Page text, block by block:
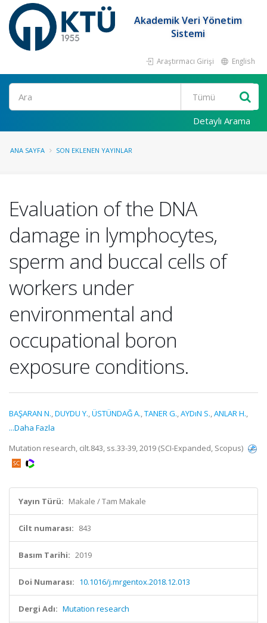
Akademik Veri Yönetim
Sistemi
Araştırmacı Girişi English
Ara
Detaylı Arama
ANA SAYFA SON EKLENEN YAYINLAR
Evaluation of the DNA
damage in lymphocytes,
sperm and buccal cells of
workers under
environmental and
occupational boron
exposure conditions.
BAŞARAN N.,DUYDU Y.,ÜSTÜNDAĞ A.,TANER G.,AYDıN S.,ANLAR H.,
...Daha Fazla
Mutation research, cilt.843, ss.33-39, 2019 (SCI-Expanded, Scopus)
Yayın Türü: Makale / Tam Makale
Cilt numarası: 843
Basım Tarihi: 2019
Doi Numarası: 10.1016/j.mrgentox.2018.12.013
Dergi Adı: Mutation research